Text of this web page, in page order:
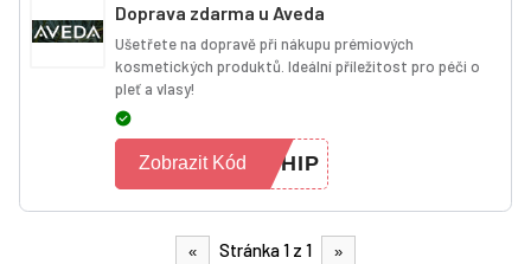
Doprava zdarma u Aveda
Ušetřete na dopravě při nákupu prémiových
kosmetických produktů. Ideální příležitost pro péči o
pleť a vlasy!
SHIP
Zobrazit Kód
« Stránka 1 z 1 »